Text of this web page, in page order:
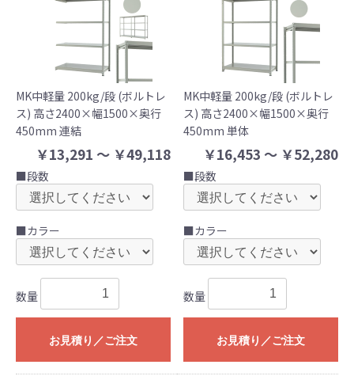
MK中軽量 200kg/段 (ボルトレ
ス) 高さ2400×幅1500×奥行
450mm 連結
￥13,291 ～ ￥49,118
■段数
■カラー
数量
お見積り／ご注文
MK中軽量 200kg/段 (ボルトレ
ス) 高さ2400×幅1500×奥行
450mm 単体
￥16,453 ～ ￥52,280
■段数
■カラー
数量
お見積り／ご注文